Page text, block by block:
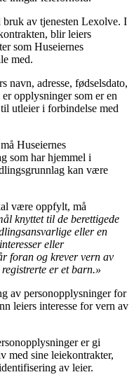
av tjenesten Lexolve. I
blir leiers
som Huseiernes
med.
navn, adresse, fødselsdato,
opplysninger som er en
utleier i forbindelse med
Huseiernes
som har hjemmel i
kan være
være oppfylt, må
knyttet til de berettigede
eller en
eller
foran og krever vern av
er et barn.»
av personopplysninger for
leiers interesse for vern av
er gi
med sine leiekontrakter,
av leier.